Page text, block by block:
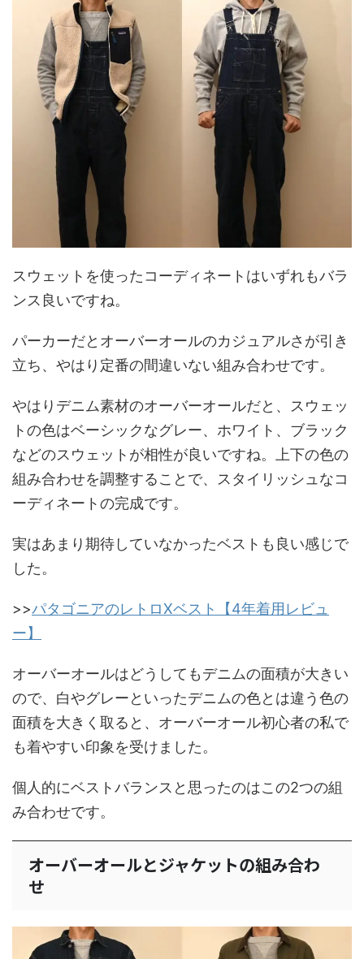
スウェットを使ったコーディネートはいずれもバラ
ンス良いですね。
パーカーだとオーバーオールのカジュアルさが引き
立ち、やはり定番の間違いない組み合わせです。
やはりデニム素材のオーバーオールだと、スウェッ
トの色はベーシックなグレー、ホワイト、ブラック
などのスウェットが相性が良いですね。上下の色の
組み合わせを調整することで、スタイリッシュなコ
ーディネートの完成です。
実はあまり期待していなかったベストも良い感じで
した。
>>パタゴニアのレトロXベスト【4年着用レビュ
ー】
オーバーオールはどうしてもデニムの面積が大きい
ので、白やグレーといったデニムの色とは違う色の
面積を大きく取ると、オーバーオール初心者の私で
も着やすい印象を受けました。
個人的にベストバランスと思ったのはこの2つの組
み合わせです。
オーバーオールとジャケットの組み合わ
せ